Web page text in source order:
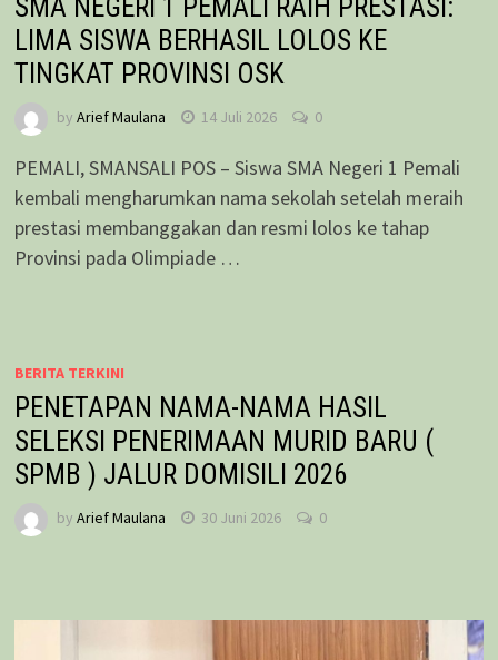
SMA NEGERI 1 PEMALI RAIH PRESTASI:
LIMA SISWA BERHASIL LOLOS KE
TINGKAT PROVINSI OSK
by Arief Maulana 14 Juli 2026 0
PEMALI, SMANSALI POS – Siswa SMA Negeri 1 Pemali
kembali mengharumkan nama sekolah setelah meraih
prestasi membanggakan dan resmi lolos ke tahap
Provinsi pada Olimpiade …
BERITA TERKINI
PENETAPAN NAMA-NAMA HASIL
SELEKSI PENERIMAAN MURID BARU (
SPMB ) JALUR DOMISILI 2026
by Arief Maulana 30 Juni 2026 0